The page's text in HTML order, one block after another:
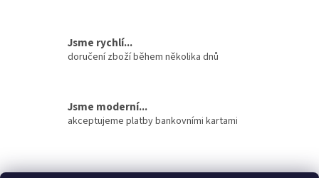
y
i
s
Jsme rychlí...
doručení zboží během několika dnů
Jsme moderní...
akceptujeme platby bankovními kartami